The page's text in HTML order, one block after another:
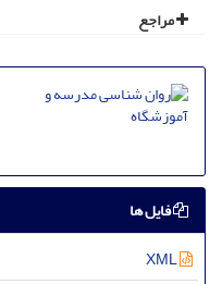
مراجع
فایل ها